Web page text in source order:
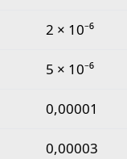
2 × 10⁻⁶
5 × 10⁻⁶
0,00001
0,00003